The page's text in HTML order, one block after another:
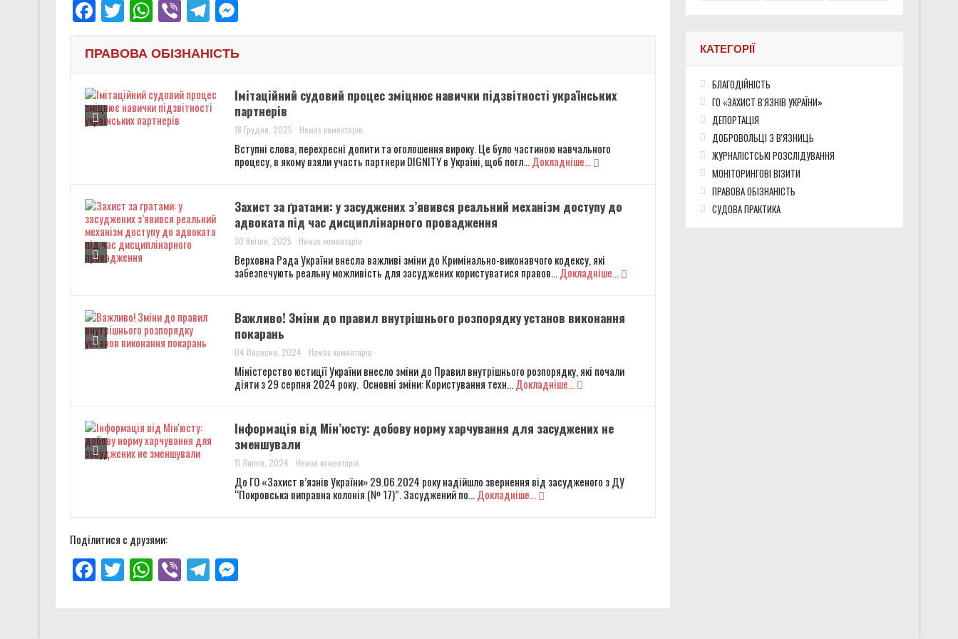
Звіт за результатами моніторингового візиту до Старобабанівської виправної колонії №92
Звіт за результатами моніторингового візиту до Сумського слідчого ізолятора
Facebook
TwitterWhatsApp
ViberTelegramMessenger
ПРАВОВА ОБІЗНАНІСТЬ
Імітаційний судовий процес зміцнює навички підзвітності українських
партнерів
18 Грудня, 2025 Немає коментарів
Вступні слова, перехресні допити та оголошення вироку. Це було частиною навчального
процесу, в якому взяли участь партнери DIGNITY в Україні, щоб погл...Докладніше...
Захист за ґратами: у засуджених з’явився реальний механізм доступу до
адвоката під час дисциплінарного провадження
30 Квітня, 2025 Немає коментарів
Верховна Рада України внесла важливі зміни до Кримінально-виконавчого кодексу, які
забезпечують реальну можливість для засуджених користуватися правов...Докладніше...
Важливо! Зміни до правил внутрішнього розпорядку установ виконання
покарань
04 Вересня, 2024 Немає коментарів
Міністерство юстиції України внесло зміни до Правил внутрішнього розпорядку, які почали
діяти з 29 серпня 2024 року. Основні зміни: Користування техн...Докладніше...
Інформація від Мін’юсту: добову норму харчування для засуджених не
зменшували
11 Липня, 2024 Немає коментарів
До ГО «Захист в’язнів України» 29.06.2024 року надійшло звернення від засудженого з ДУ
“Покровська виправна колонія (№ 17)”. Засуджений по...Докладніше...
Поділитися с друзями:
Facebook
TwitterWhatsApp
ViberTelegramMessenger
КАТЕГОРІЇ
БЛАГОДІЙНІСТЬ
ГО «ЗАХИСТ В'ЯЗНІВ УКРАЇНИ»
ДЕПОРТАЦІЯ
ДОБРОВОЛЬЦІ З В'ЯЗНИЦЬ
ЖУРНАЛІСТСЬКІ РОЗСЛІДУВАННЯ
МОНІТОРИНГОВІ ВІЗИТИ
ПРАВОВА ОБІЗНАНІСТЬ
СУДОВА ПРАКТИКА